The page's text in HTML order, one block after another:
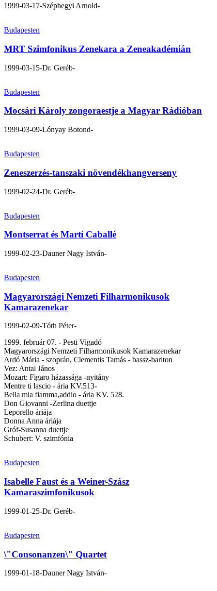
1999-03-17-Széphegyi Arnold-
Budapesten
MRT Szimfonikus Zenekara a Zeneakadémián
1999-03-15-Dr. Geréb-
Budapesten
Mocsári Károly zongoraestje a Magyar Rádióban
1999-03-09-Lónyay Botond-
Budapesten
Zeneszerzés-tanszaki növendékhangverseny
1999-02-24-Dr. Geréb-
Budapesten
Montserrat és Martí Caballé
1999-02-23-Dauner Nagy István-
Budapesten
Magyarországi Nemzeti Filharmonikusok
Kamarazenekar
1999-02-09-Tóth Péter-
1999. február 07. - Pesti Vigadó
Magyarországi Nemzeti Filharmonikusok Kamarazenekar
Ardó Mária - szoprán, Clementis Tamás - bassz-bariton
Vez: Antal János
Mozart: Figaro házassága -nyitány
Mentre ti lascio - ária KV.513-
Bella mia fiamma,addio - ária KV. 528.
Don Giovanni -Zerlina duettje
Leporello áriája
Donna Anna áriája
Gróf-Susanna duettje
Schubert: V. szimfónia
Budapesten
Isabelle Faust és a Weiner-Szász
Kamaraszimfonikusok
1999-01-25-Dr. Geréb-
Budapesten
\"Consonanzen\" Quartet
1999-01-18-Dauner Nagy István-